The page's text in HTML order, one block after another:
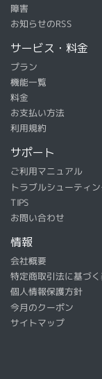
障害
お知らせのRSS
サービス・料金
プラン
機能一覧
料金
お支払い方法
利用規約
サポート
ご利用マニュアル
トラブルシューティ
TIPS
お問い合わせ
情報
会社概要
特定商取引法に基づ
個人情報保護方針
今月のクーポン
サイトマップ